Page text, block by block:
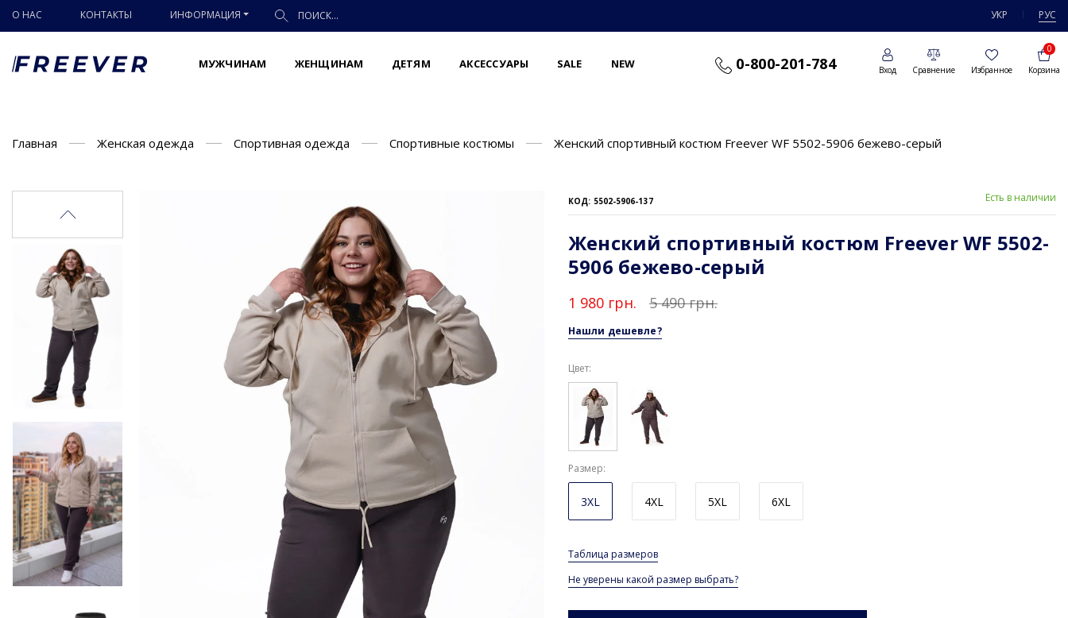
О НАС КОНТАКТЫ ИНФОРМАЦИЯ УКР РУС
МУЖЧИНАМ ЖЕНЩИНАМ ДЕТЯМ АКСЕССУАРЫ SALE NEW 0-800-201-784 Вход Сравнение Избранное Корзина
0
Главная Женская одежда Спортивная одежда Спортивные костюмы Женский спортивный костюм Freever WF 5502-5906 бежево-серый
КОД: 5502-5906-137 Есть в наличии
Женский спортивный костюм Freever WF 5502-
5906 бежево-серый
1 980 грн. 5 490 грн.
Нашли дешевле?
Цвет:
Размер
3XL 4XL 5XL 6XL
Таблица размеров
Не уверены какой размер выбрать?